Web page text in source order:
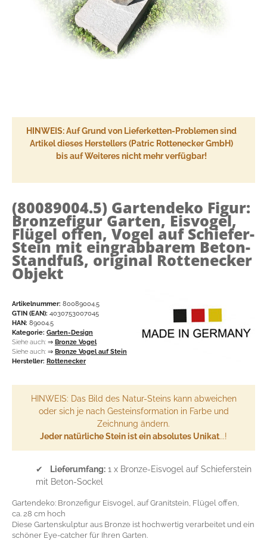
HINWEIS: Auf Grund von Lieferketten-Problemen sind
Artikel dieses Herstellers (Patric Rottenecker GmbH)
bis auf Weiteres nicht mehr verfügbar!
(80089004.5) Gartendeko Figur:
Bronzefigur Garten, Eisvogel,
Flügel offen, Vogel auf Schiefer-
Stein mit eingrabbarem Beton-
Standfuß, original Rottenecker
Objekt
Artikelnummer: 80089004.5
GTIN (EAN): 4030753007045
HAN: 89004.5
Kategorie: Garten-Design
Siehe auch: ⇒ Bronze Vogel
Siehe auch: ⇒ Bronze Vogel auf Stein
Hersteller: Rottenecker
HINWEIS: Das Bild des Natur-Steins kann abweichen
oder sich je nach Gesteinsformation in Farbe und
Zeichnung ändern.
Jeder natürliche Stein ist ein absolutes Unikat...!
✔ Lieferumfang: 1 x Bronze-Eisvogel auf Schieferstein
mit Beton-Sockel
Gartendeko: Bronzefigur Eisvogel, auf Granitstein, Flügel offen,
ca. 28 cm hoch
Diese Gartenskulptur aus Bronze ist hochwertig verarbeitet und ein
schöner Eye-catcher für Ihren Garten.